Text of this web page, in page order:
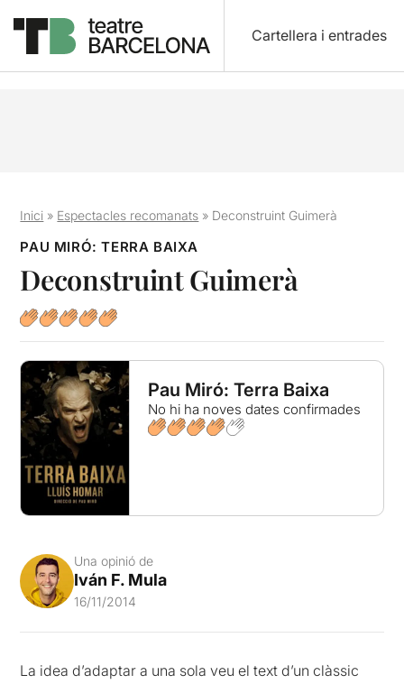
Cartellera i entrades
Inici » Espectacles recomanats » Deconstruint Guimerà
PAU MIRÓ: TERRA BAIXA
Deconstruint Guimerà
Pau Miró: Terra Baixa
No hi ha noves dates confirmades
Una opinió de
Iván F. Mula
16/11/2014
La idea d’adaptar a una sola veu el text d’un clàssic